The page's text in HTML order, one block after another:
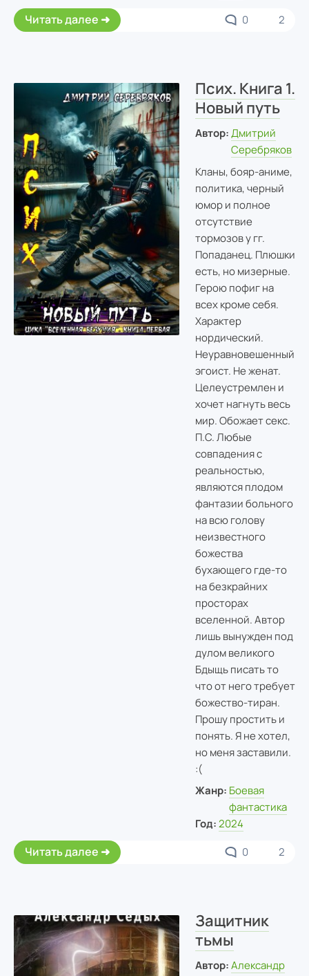
Читать далее 0 2
Псих. Книга 1.
Новый путь
Автор: Дмитрий
Серебряков
Кланы, бояр-аниме,
политика, черный
юмор и полное
отсутствие
тормозов у гг.
Попаданец. Плюшки
есть, но мизерные.
Герою пофиг на
всех кроме себя.
Характер
нордический.
Неуравновешенный
эгоист. Не женат.
Целеустремлен и
хочет нагнуть весь
мир. Обожает секс.
П.С. Любые
совпадения с
реальностью,
являются плодом
фантазии больного
на всю голову
неизвестного
божества
бухающего где-то
на безкрайних
просторах
вселенной. Автор
лишь вынужден под
дулом великого
Бдыщь писать то
что от него требует
божество-тиран.
Прошу простить и
понять. Я не хотел,
но меня заставили.
:(
Жанр: Боевая
фантастика
Год: 2024
Читать далее 0 2
Защитник
тьмы
Автор: Александр